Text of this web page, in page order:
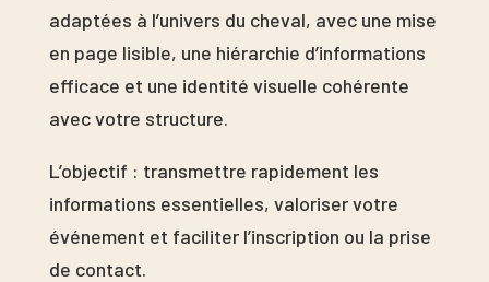
adaptées à l’univers du cheval, avec une mise
en page lisible, une hiérarchie d’informations
efficace et une identité visuelle cohérente
avec votre structure.
L’objectif : transmettre rapidement les
informations essentielles, valoriser votre
événement et faciliter l’inscription ou la prise
de contact.